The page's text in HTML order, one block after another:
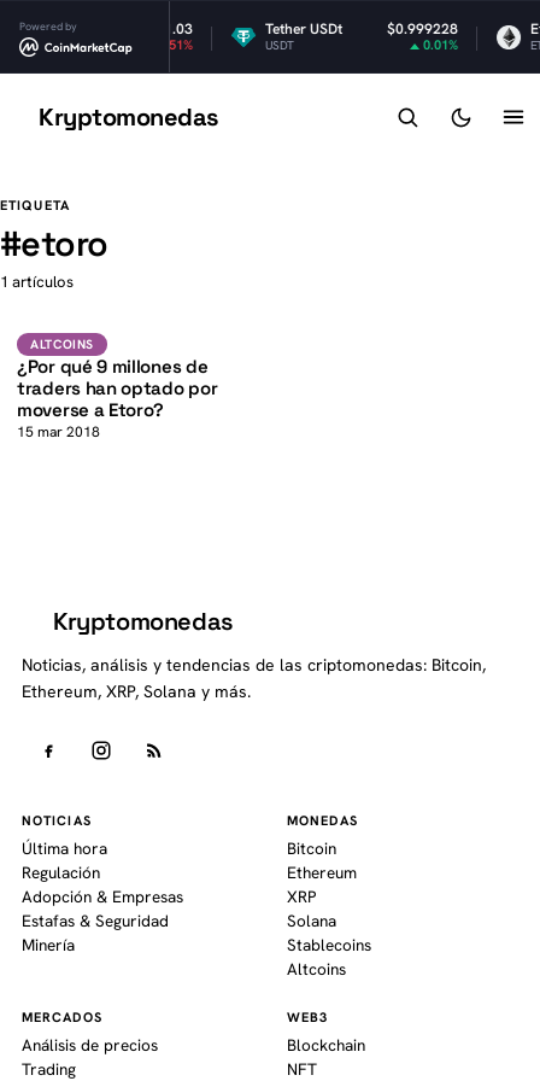
Powered by $1.03
-1.51%
Tether USDt $0.999228
USDT 0.01% ETH
Kryptomonedas
ETIQUETA
#etoro
1 artículos
Altcoins
K
ALTCOINS
¿Por qué 9 millones de
traders han optado por
moverse a Etoro?
15 mar 2018
Kryptomonedas
Noticias, análisis y tendencias de las criptomonedas: Bitcoin,
Ethereum, XRP, Solana y más.
NOTICIAS
Última hora
Regulación
Adopción & Empresas
Estafas & Seguridad
Minería
MONEDAS
Bitcoin
Ethereum
XRP
Solana
Stablecoins
Altcoins
MERCADOS
Análisis de precios
Trading
WEB3
Blockchain
NFT